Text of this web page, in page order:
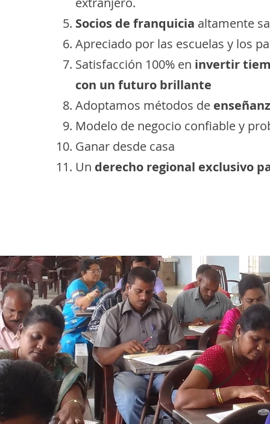
Socios de franquicia altamente
Apreciado por las escuelas y los
Satisfacción 100% en invertir
con un futuro brillante
Adoptamos métodos de
Modelo de negocio confiable y
Ganar desde casa
Un derecho regional exclusivo